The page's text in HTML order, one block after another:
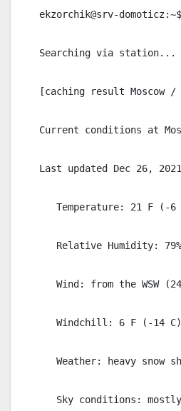
ekzorchik@srv-
Searching via station...
[caching result Moscow /
Current conditions at
Last updated Dec 26,
Temperature: 21 F (-6
Relative Humidity: 79%
Wind: from the WSW
Windchill: 6 F (-14 C)
Weather: heavy snow
Sky conditions: mostly